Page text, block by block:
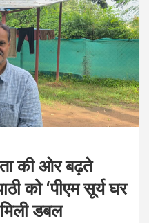
की ओर बढ़ते
को ‘पीएम सूर्य घर
डबल